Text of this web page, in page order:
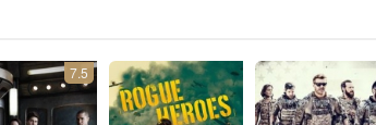
7.5